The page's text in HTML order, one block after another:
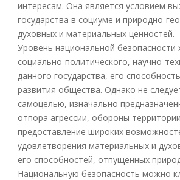
интересам. Она является условием
государства в социуме и природно-
духовных и материальных ценностей.
Уровень национальной безопасности
социально-политического, научно-
данного государства, его
развития общества. Однако не
самоцелью, изначально
отпора агрессии, обороны
предоставление широких
удовлетворения материальных и
его способностей, отпущенных
Национальную безопасность можно